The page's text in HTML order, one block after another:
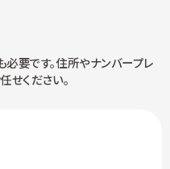
要です。住所やナンバープレ
せください。